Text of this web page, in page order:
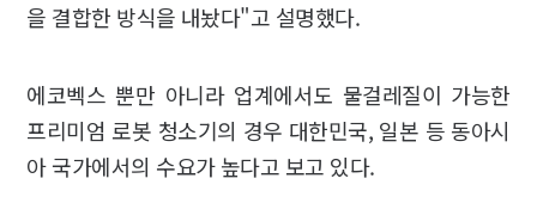
을 결합한 방식을 내놨다"고 설명했다.
에코벡스 뿐만 아니라 업계에서도 물걸레질이 가능한
프리미엄 로봇 청소기의 경우 대한민국, 일본 등 동아시
아 국가에서의 수요가 높다고 보고 있다.